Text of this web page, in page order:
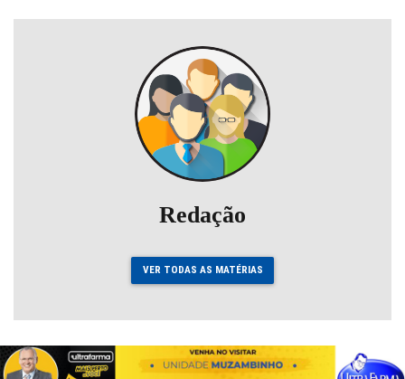
Redação
VER TODAS AS MATÉRIAS